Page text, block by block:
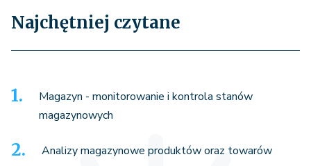
Najchętniej czytane
Magazyn - monitorowanie i kontrola stanów
magazynowych
Analizy magazynowe produktów oraz towarów